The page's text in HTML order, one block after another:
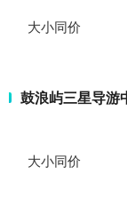
大小同价
鼓浪屿三星导游
大小同价